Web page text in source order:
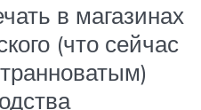
в магазинах
(что сейчас